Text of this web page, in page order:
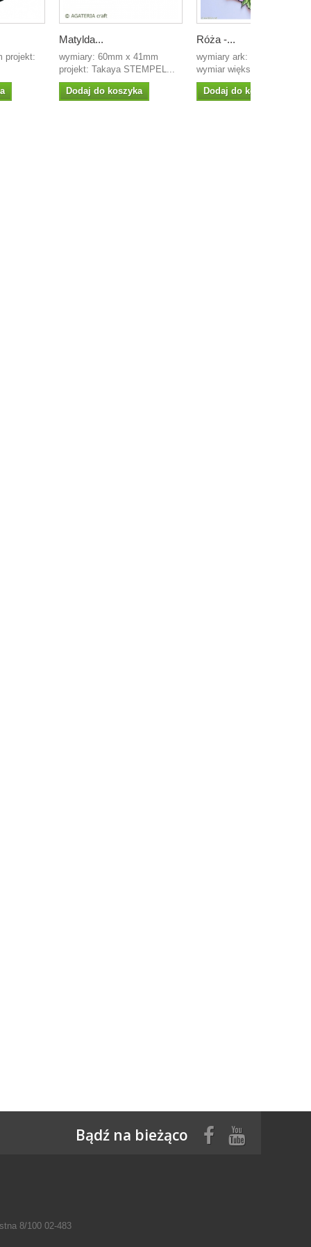
projekt:
Matylda...
wymiary: 60mm x 41mm
projekt: Takaya STEMPEL...
Dodaj do koszyka
Róża -...
wymiary ark: 11 x 6 cm
wymiar większego...
Dodaj do koszyka
Bądź na bieżąco
8/100 02-483